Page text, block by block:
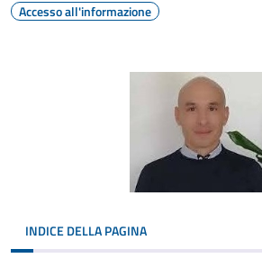
Accesso all'informazione
INDICE DELLA PAGINA